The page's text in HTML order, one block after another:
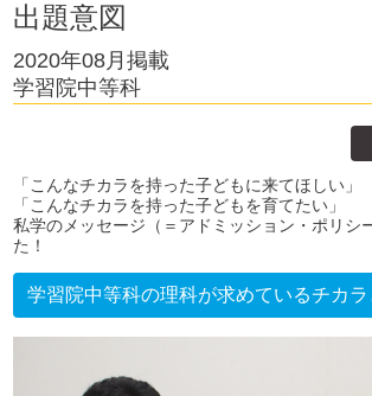
出題意図
2020年08月掲載
学習院中等科
「こんなチカラを持った子どもに来てほしい」
「こんなチカラを持った子どもを育てたい」
私学のメッセージ（＝アドミッション・ポリシ
た！
学習院中等科の理科が求めているチカラ